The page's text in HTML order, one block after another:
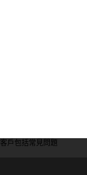
客戶包括常見問題